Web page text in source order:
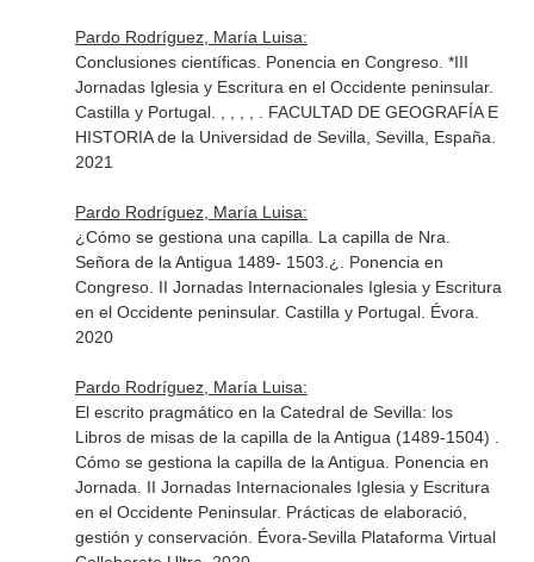
Pardo Rodríguez, María Luisa:
Conclusiones científicas. Ponencia en Congreso. *III
Jornadas Iglesia y Escritura en el Occidente peninsular.
Castilla y Portugal. , , , , . FACULTAD DE GEOGRAFÍA E
HISTORIA de la Universidad de Sevilla, Sevilla, España.
2021
Pardo Rodríguez, María Luisa:
¿Cómo se gestiona una capilla. La capilla de Nra.
Señora de la Antigua 1489- 1503.¿. Ponencia en
Congreso. II Jornadas Internacionales Iglesia y Escritura
en el Occidente peninsular. Castilla y Portugal. Évora.
2020
Pardo Rodríguez, María Luisa:
El escrito pragmático en la Catedral de Sevilla: los
Libros de misas de la capilla de la Antigua (1489-1504) .
Cómo se gestiona la capilla de la Antigua. Ponencia en
Jornada. II Jornadas Internacionales Iglesia y Escritura
en el Occidente Peninsular. Prácticas de elaboració,
gestión y conservación. Évora-Sevilla Plataforma Virtual